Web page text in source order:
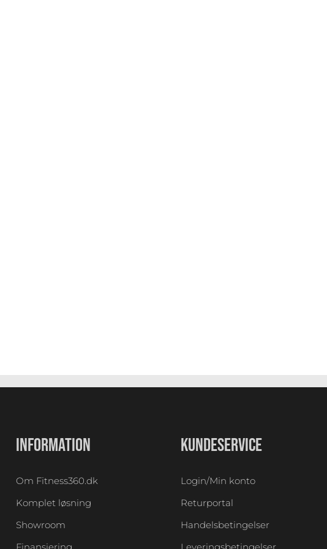
INFORMATION
Om Fitness360.dk
Komplet løsning
Showroom
KUNDESERVICE
Login/Min konto
Returportal
Handelsbetingelser